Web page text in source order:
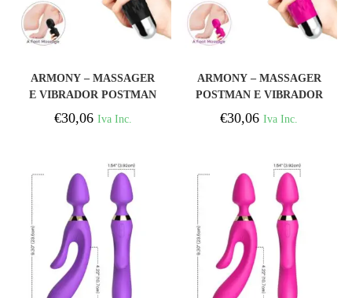
ARMONY – MASSAGER
E VIBRADOR POSTMAN
CABEÇA SUPER
FLEXÍVEL PRETA
€30,06 Iva Inc.
ARMONY – MASSAGER
POSTMAN E VIBRADOR
CABEÇA SUPER
FLEXÍVEL FÚCSIA
€30,06 Iva Inc.